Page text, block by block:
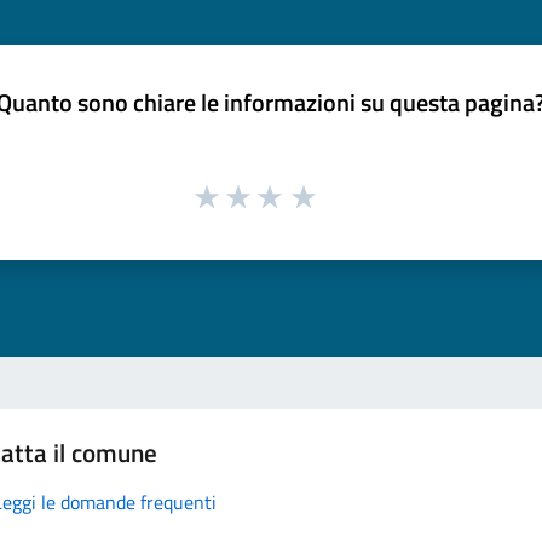
sono chiare le informazioni su questa
il comune
le domande frequenti